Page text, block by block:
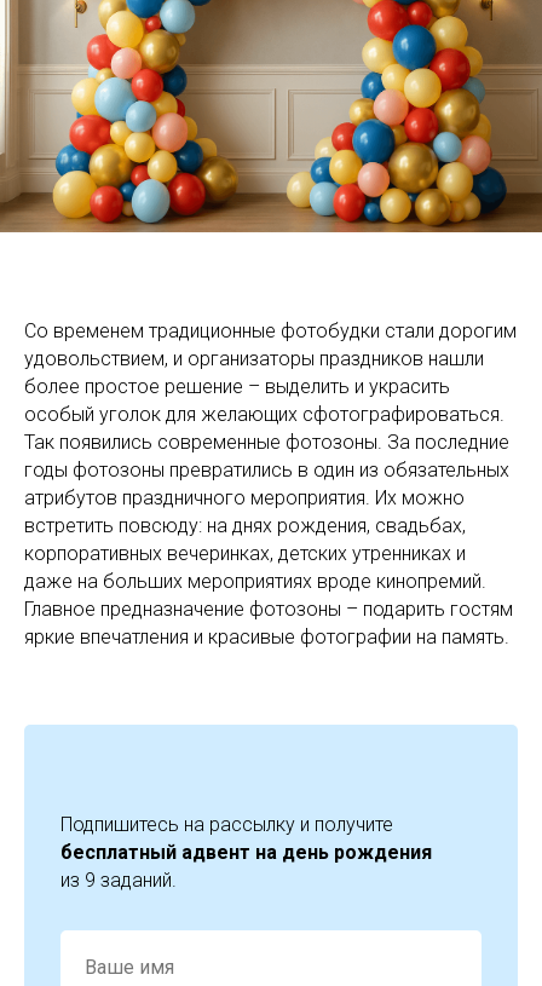
Со временем традиционные фотобудки стали дорогим
удовольствием, и организаторы праздников нашли
более простое решение – выделить и украсить
особый уголок для желающих сфотографироваться.
Так появились современные фотозоны. За последние
годы фотозоны превратились в один из обязательных
атрибутов праздничного мероприятия. Их можно
встретить повсюду: на днях рождения, свадьбах,
корпоративных вечеринках, детских утренниках и
даже на больших мероприятиях вроде кинопремий.
Главное предназначение фотозоны – подарить гостям
яркие впечатления и красивые фотографии на память.
Подпишитесь на рассылку и получите
бесплатный адвент на день рождения
из 9 заданий.